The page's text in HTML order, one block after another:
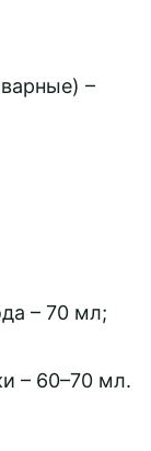
–
– 70 мл;
– 60–70 мл.